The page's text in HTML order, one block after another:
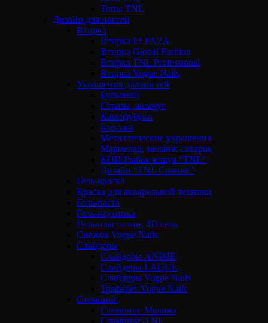
Топы TNL
Дизайн для ногтей
Втирка
Втирка ELPAZA
Втирка Global Fashion
Втирка TNL Professional
Втирка Vogue Nails
Украшения для ногтей
Бульонки
Стразы, жемчуг
Камифубуки
Блестки
Металлические украшения
Мармелад, меланж-сахарок
КОИ Рыбья чешуя “TNL”
Дизайн “TNL Сияние”
Гель-краска
Краска для акварельной техники
Гель-паста
Гель-паутинка
Гель-пластилин, 4D гель
Снежок Vogue Nails
Слайдеры
Слайдеры ANIME
Слайдеры LAQUE
Слайдеры Vogue Nails
Трафарет Vogue Nails
Стемпинг
Стемпинг Малина
Стемпинг-TNL